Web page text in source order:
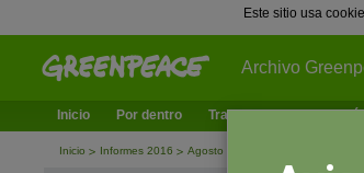
Este sitio usa
Archivo
Inicio Por dentro Trabajamos en ¿Qué
Inicio Informes 2016 Agosto